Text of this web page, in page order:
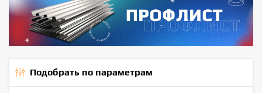
Подобрать по параметрам